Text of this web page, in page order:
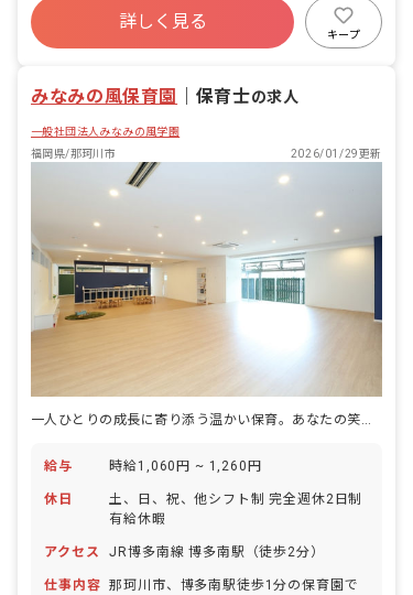
詳しく見る
キープ
みなみの風保育園 保育士の求人
一般社団法人みなみの風学園
福岡県/那珂川市
2026/01/29更新
一人ひとりの成長に寄り添う温かい保育。あなたの笑顔が子どもたちの未来を育みます。
給与 時給1,060円 ~ 1,260円
休日
土、日、祝、他シフト制 完全週休2日制
有給休暇
アクセス JR博多南線 博多南駅（徒歩2分）
仕事内容 那珂川市、博多南駅徒歩1分の保育園で